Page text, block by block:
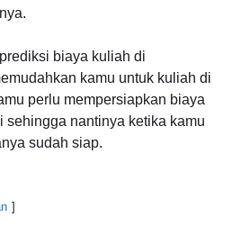
biaya kuliah di
kamu untuk kuliah di
perlu mempersiapkan biaya
sehingga nantinya ketika kamu
sudah siap.